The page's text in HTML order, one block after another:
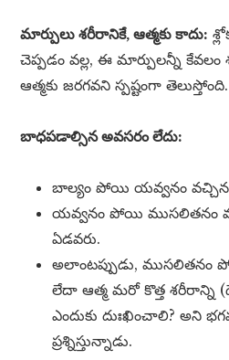
మార్పులు శరీరానికే, ఆత్మకు కాదు:
చెప్పడం వల్ల, ఈ మార్పులన్నీ
ఆత్మకు జరగవని స్పష్టంగా తెలుస్తోంది.
బాధపడాల్సిన అవసరం లేదు:
బాల్యం పోయి యవ్వనం
యవ్వనం పోయి ముసలితనం
ఏడవరు.
అలాంటప్పుడు,
లేదా ఆత్మ మరో కొత్త శరీరాన్ని
ఎందుకు దుఃఖించాలి? అని
ప్రశ్నిస్తున్నాడు.